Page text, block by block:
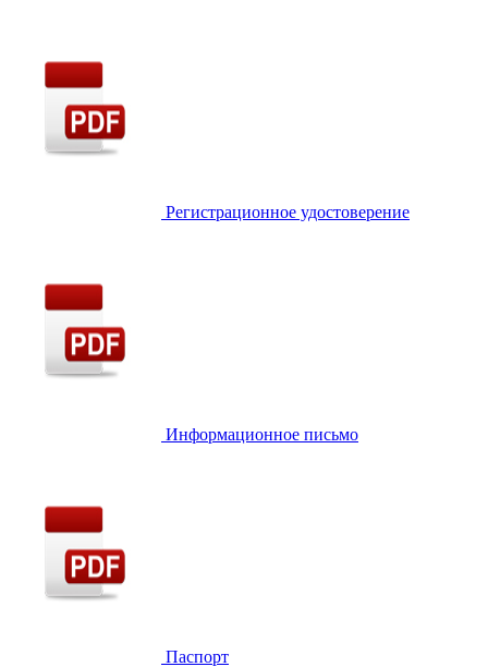
Регистрационное удостоверение
Информационное письмо
Паспорт